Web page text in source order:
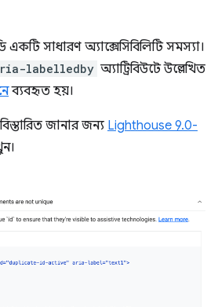
সাধারণ অ্যাক্সেসিবিলিটি সমস্যা।
labelledby অ্যাট্রিবিউটে উল্লেখিত
ব্যবহৃত হয়।
জানার জন্য Lighthouse 9.0-